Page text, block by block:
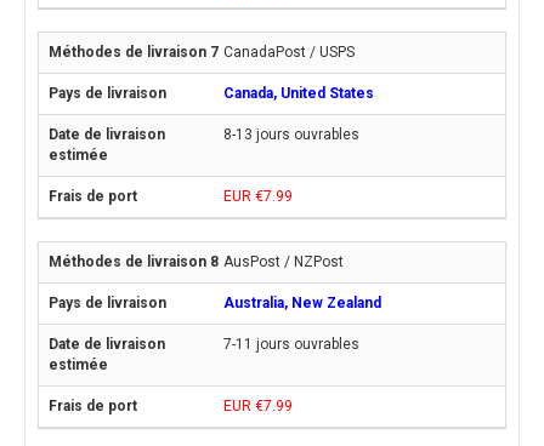
CanadaPost / USPS
Canada, United States
8-13 jours ouvrables
EUR €7.99
AusPost / NZPost
Australia, New Zealand
7-11 jours ouvrables
EUR €7.99